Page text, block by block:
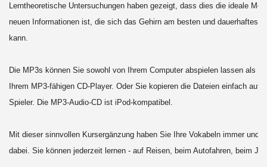
Lerntheoretische Untersuchungen haben gezeigt, dass dies die ideale
neuen Informationen ist, die sich das Gehirn am besten und
kann.
Die MP3s können Sie sowohl von Ihrem Computer abspielen lassen als
Ihrem MP3-fähigen CD-Player. Oder Sie kopieren die Dateien einfach auf
Spieler. Die MP3-Audio-CD ist iPod-kompatibel.
Mit dieser sinnvollen Kursergänzung haben Sie Ihre Vokabeln immer und
dabei. Sie können jederzeit lernen - auf Reisen, beim Autofahren, beim